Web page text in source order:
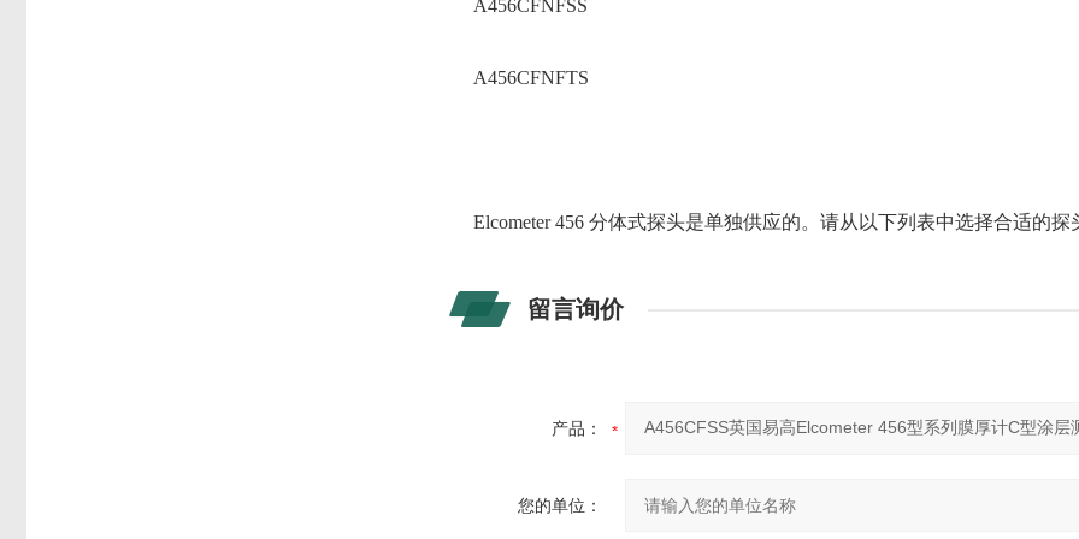
A456CFNFSS
A456CFNFTS
Elcometer 456 分体式探头是单独供应的。请从以下列表中选择合适的探
留言询价
产品：
您的单位：